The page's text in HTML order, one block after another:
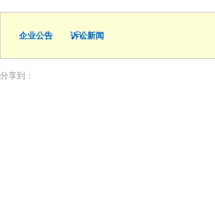
企业公告 诉讼新闻
分享到：